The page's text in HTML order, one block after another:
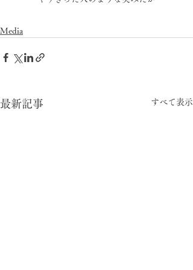
Media
最新記事 すべて表示